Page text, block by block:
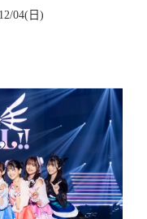
04(日)